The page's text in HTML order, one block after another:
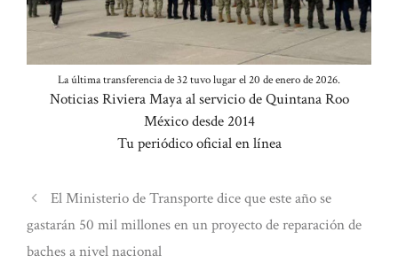
La última transferencia de 32 tuvo lugar el 20 de enero de 2026.
Noticias Riviera Maya al servicio de Quintana Roo
México desde 2014
Tu periódico oficial en línea
El Ministerio de Transporte dice que este año se
gastarán 50 mil millones en un proyecto de reparación de
baches a nivel nacional